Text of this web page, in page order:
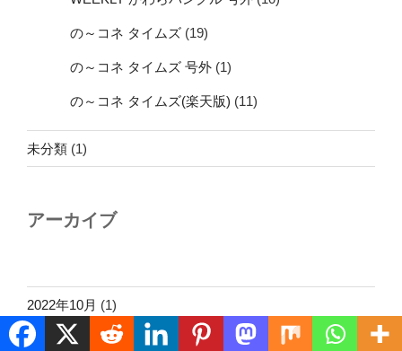
の～コネ タイムズ (19)
の～コネ タイムズ 号外 (1)
の～コネ タイムズ(楽天版) (11)
未分類 (1)
アーカイブ
2022年10月 (1)
2019年10月 (1)